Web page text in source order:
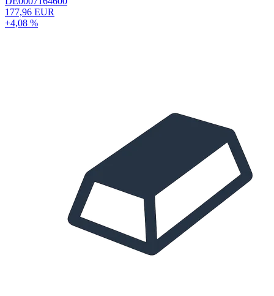
177,96 EUR
+4,08 %